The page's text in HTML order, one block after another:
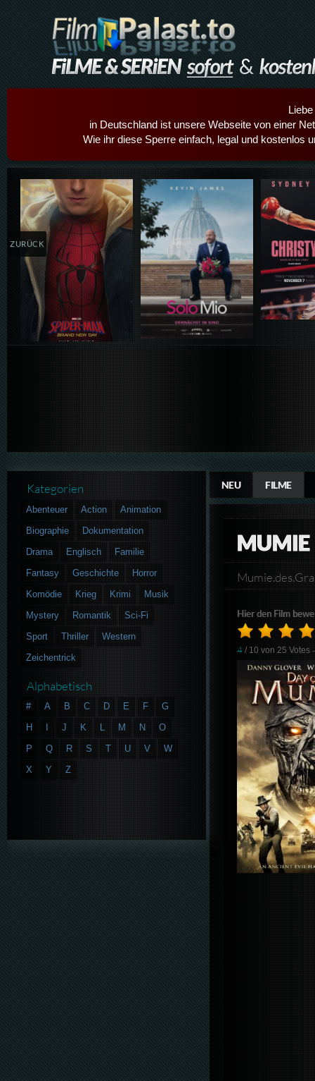
in Deutschland ist unsere Webseite von einer
Wie ihr diese Sperre einfach, legal und kostenlos
Details,Play Details,Play
ZURÜCK
NEU FILME
MUMIE
Hier den Film
4 / 10 von25 Votes
Kategorien
Abenteuer Action
Animation
Biographie
Dokumentation
Drama
Englisch
Familie
Fantasy
Geschichte
Horror
Komödie
Krieg Krimi
Musik
Mystery
Romantik
Sci-Fi
Sport
Thriller
Western
Zeichentrick
Alphabetisch
# A B C D E F
G
H
J K L M N
O
P
Q R S T U V
W
X
Y Z